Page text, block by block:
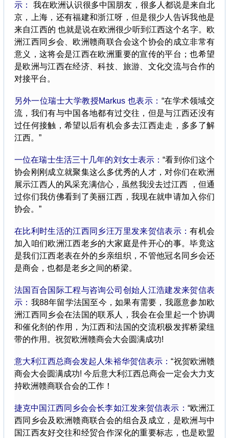
示：
我在欧洲认识很多中国朋友，很多人都说是来自北
京，上海，还有福建和浙江呀，但是很少人告诉我他是
来自江西的 也就是说在欧洲很少听到江西这个名字。欧
洲江西同乡会、欧洲赣商联合会这个协会的成立非常有
意义，这将会是江西在欧洲重要的宣传的平台；也希望
是欧洲与江西在经济、科技、旅游、文化交流与合作的
对接平台。
另外一位瑞士大学教授Markus 也表示： “在学术领域交
流，我们有与中国各地都有过交往，但是与江西还没有
过任何接触，希望以后有机会多去江西走走，多多了解
江西。”
一位在瑞士生活三十几年的刘女士表示：“看到你们这个
协会刚刚成立就聚集这么多优秀的人才，对你们在欧洲
展示江西人的风采充满信心，虽然我没去过江西 ，但通
过你们我仿佛看到了美丽江西，我现在就申请加入你们
协会。”
在比利时生活的江西同乡汪万里发来贺信表示：有机会
加入咱们欧洲江西老乡的大家庭是件开心的事。毕竟这
是我们江西老表在外的乡亲组织，不管他冠名同乡会还
是商会，也都是老乡之间的桥梁。
法国百合国际工程与咨询公司创始人江浩建发来贺信表
示： 我88年留学法国至今，如果有需要，我愿意参加欧
洲江西同乡会在法国的联系人，我会在会里起一个协调
和催化剂的作用，为江西和法国的交流积极发挥桥梁纽
带的作用。祝贺欧洲赣商会大会圆满成功!
意大利江西总商会发起人朱裕华贺信表示：“祝贺欧洲赣
商会大会圆满成功! 今后意大利江西总商会一定会大力支
持欧洲赣商联合会的工作！
捷克中国江西同乡会会长李如江发来贺信表示： “欧洲江
西同乡会及欧洲赣商联合会的组合及成立，是欧洲与中
国江西友好交往和经贸合作深化的重要标志，也是欧盟